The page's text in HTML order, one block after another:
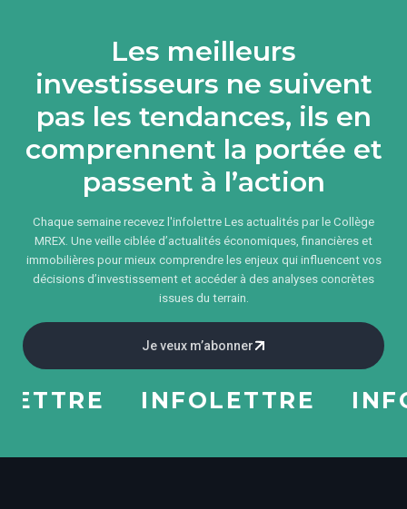
Les meilleurs
investisseurs ne suivent
pas les tendances, ils en
comprennent la portée et
passent à l’action
Chaque semaine recevez l'infolettre Les actualités par le Collège
MREX. Une veille ciblée d’actualités économiques, financières et
immobilières pour mieux comprendre les enjeux qui influencent vos
décisions d’investissement et accéder à des analyses concrètes
issues du terrain.
Je veux m’abonner
INFOLETTRE